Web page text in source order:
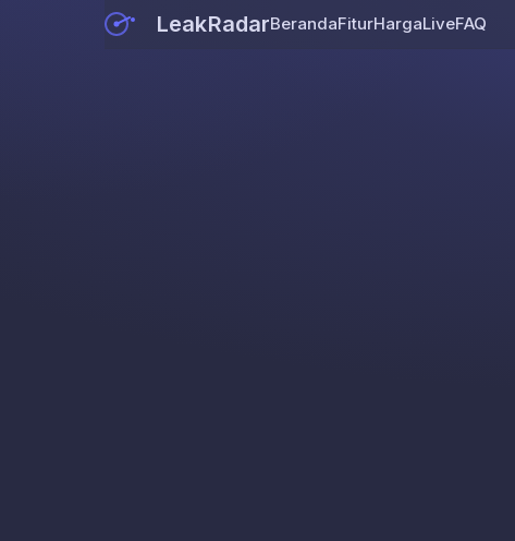
LeakRadarBerandaFiturHargaLiveFAQ